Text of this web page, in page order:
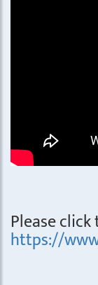
Please
https://